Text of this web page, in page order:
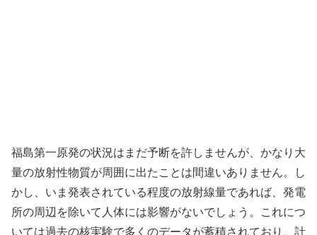
福島第一原発の状況はまだ予断を許しませんが、かなり大
量の放射性物質が周囲に出たことは間違いありません。し
かし、いま発表されている程度の放射線量であれば、発電
所の周辺を除いて人体には影響がないでしょう。これにつ
いては過去の核実験で多くのデータが蓄積されており、計